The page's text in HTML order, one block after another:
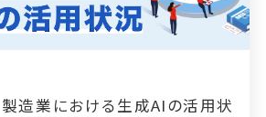
造業における生成AIの活用状